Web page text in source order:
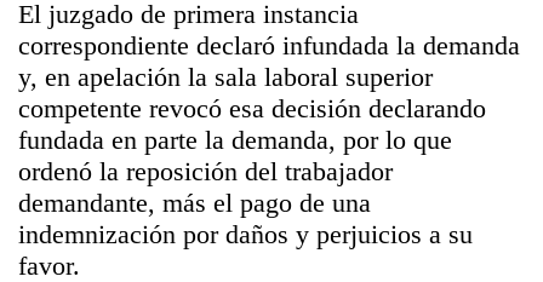
El juzgado de primera instancia
correspondiente declaró infundada la demanda
y, en apelación la sala laboral superior
competente revocó esa decisión declarando
fundada en parte la demanda, por lo que
ordenó la reposición del trabajador
demandante, más el pago de una
indemnización por daños y perjuicios a su
favor.